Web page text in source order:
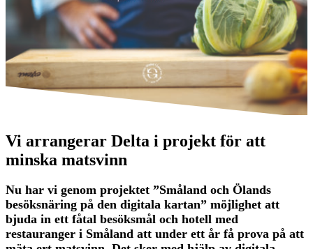
Vi arrangerar Delta i projekt för att
minska matsvinn
Nu har vi genom projektet ”Småland och Ölands
besöksnäring på den digitala kartan” möjlighet att
bjuda in ett fåtal besöksmål och hotell med
restauranger i Småland att under ett år få prova på att